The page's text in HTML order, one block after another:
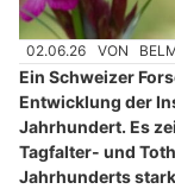
02.06.26 VON
Ein Schweizer
Entwicklung der
Jahrhundert. Es
Tagfalter- und
Jahrhunderts